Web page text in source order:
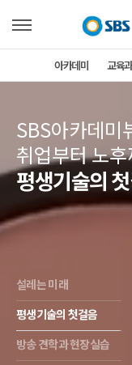
아카데미 교육
SBS아카데미
취업부터 노
평생기술의
설레는 미래
평생기술의 첫걸음
방송 견학과 현장실습